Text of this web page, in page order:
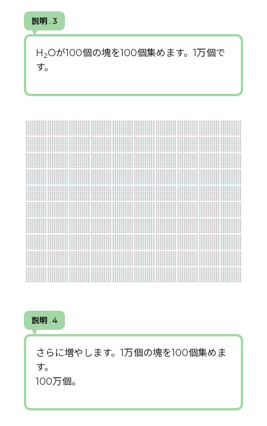
説明 . 3
H 2Oが100個の塊を100個集めます。1万個で
す。
説明 . 4
さらに増やします。1万個の塊を100個集めま
す。
100万個。